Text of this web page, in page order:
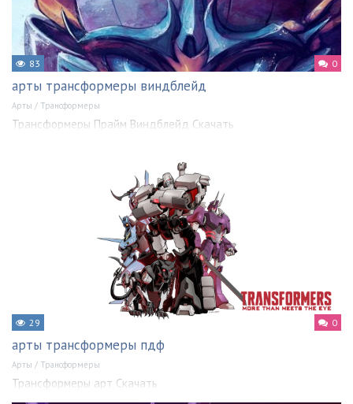
83 0
арты трансформеры виндблейд
Арты / Трансформеры
Трансформеры Прайм Виндблейд Скачать
29 0
арты трансформеры пдф
Арты / Трансформеры
Трансформеры арт Скачать